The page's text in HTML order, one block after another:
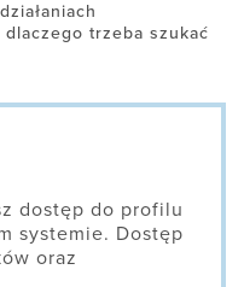
trzeba szukać
dostęp do profilu
systemie. Dostęp
oraz